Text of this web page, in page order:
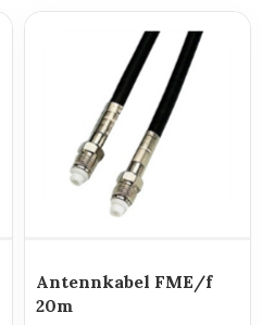
Antennkabel FME/f
20m